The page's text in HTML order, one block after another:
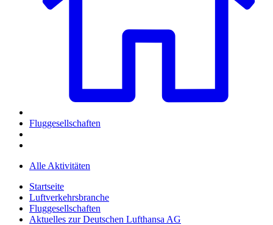
Fluggesellschaften
Alle Aktivitäten
Startseite
Luftverkehrsbranche
Fluggesellschaften
Aktuelles zur Deutschen Lufthansa AG